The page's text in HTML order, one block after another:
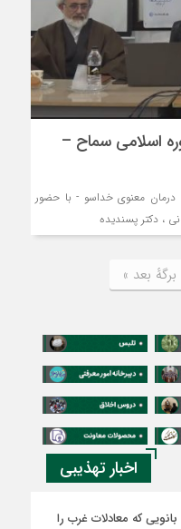
اسلامی سماح –
معنوی خداسو - با حضور
، دکتر پسندیده
برگهٔ بعد »
اخبار تهذیبی
که معادلات غرب را